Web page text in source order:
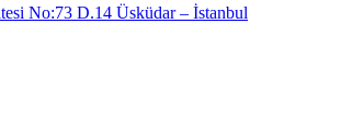
No:73 D.14 Üsküdar – İstanbul